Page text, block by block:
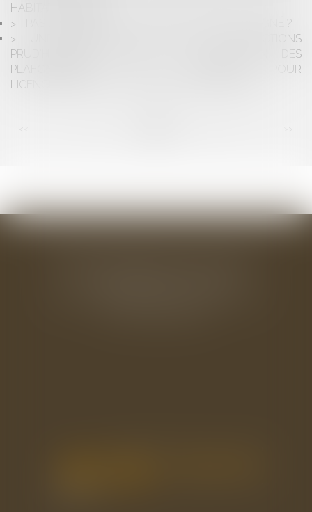
HABITAT EN PÉRIL ?
PAS DE PAIEMENT DE TRAVAUX SANS DEVIS SIGNÉ ?
UNE RÉSISTANCE EN MARCHE DES JURIDICTIONS
PRUD'HOMALES QUANT À LA QUESTION DES
PLAFONNEMENTS DES INDEMNITÉS POUR
LICENCIEMENT SANS CAUSE RÉELLE ET SÉRIEUSE